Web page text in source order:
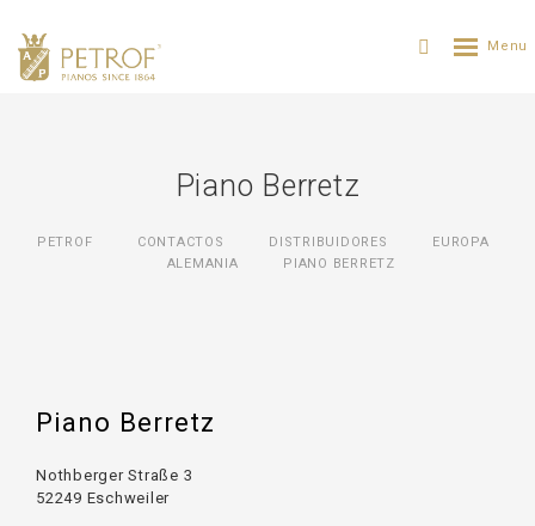
Piano Berretz
PETROF CONTACTOS DISTRIBUIDORES
ЕUROPA
ALEMANIA
PIANO BERRETZ
Piano Berretz
Nothberger Straße 3
52249 Eschweiler